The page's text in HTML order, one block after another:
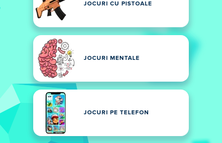
JOCURI CU PISTOALE
JOCURI MENTALE
JOCURI PE TELEFON